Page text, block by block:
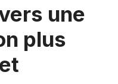
une
plus